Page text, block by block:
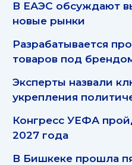
В ЕАЭС обсуждают
новые рынки
Разрабатывается
товаров под
Эксперты назвали
укрепления
Конгресс УЕФА
2027 года
В Бишкеке прошла